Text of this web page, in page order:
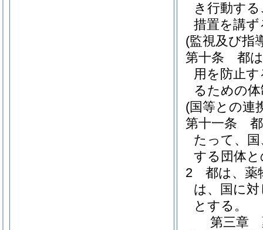
き行動す
措置を講
(監視及び指
第十条
都
用を防止
るための
(国等との連
第十一条
たって、
する団体
2
都は、薬
は、国に
とする。
第三章